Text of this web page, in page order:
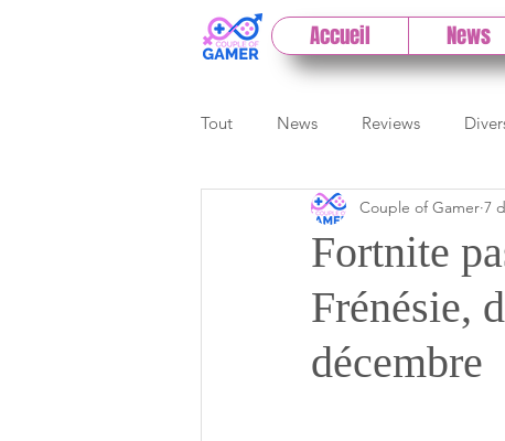
Accueil News
Tout News Reviews
Previews Cloud
Paris Games Week
Fortnite
Frénésie,
décembre
Couple of Gamer 7